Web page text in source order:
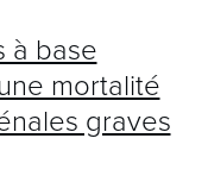
à base
mortalité
graves